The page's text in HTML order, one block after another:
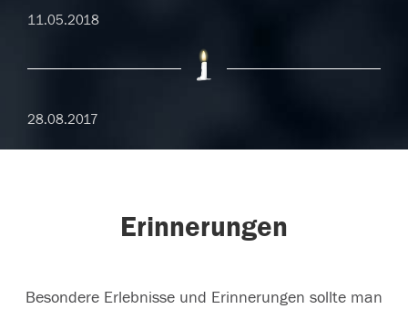
11.05.2018
28.08.2017
Erinnerungen
Besondere Erlebnisse und Erinnerungen sollte man